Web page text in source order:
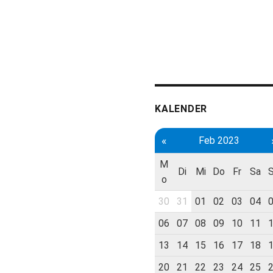
KALENDER
« Feb 2023
M
o
Di Mi Do Fr Sa
30 31 01 02 03 04
06
07 08 09 10 11
13
14 15 16 17 18
20
21 22 23 24 25